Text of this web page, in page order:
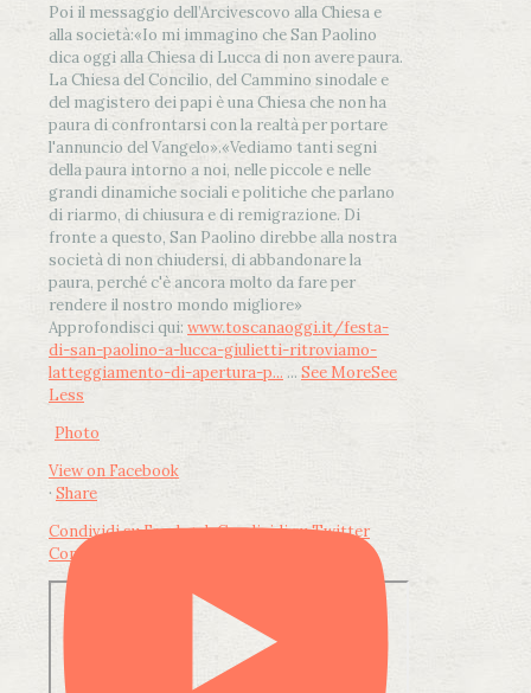
Poi il messaggio dell’Arcivescovo alla Chiesa e
alla società:«Io mi immagino che San Paolino
dica oggi alla Chiesa di Lucca di non avere paura.
La Chiesa del Concilio, del Cammino sinodale e
del magistero dei papi è una Chiesa che non ha
paura di confrontarsi con la realtà per portare
l'annuncio del Vangelo».«Vediamo tanti segni
della paura intorno a noi, nelle piccole e nelle
grandi dinamiche sociali e politiche che parlano
di riarmo, di chiusura e di remigrazione. Di
fronte a questo, San Paolino direbbe alla nostra
società di non chiudersi, di abbandonare la
paura, perché c'è ancora molto da fare per
rendere il nostro mondo migliore»
Approfondisci qui: www.toscanaoggi.it/festa-
di-san-paolino-a-lucca-giulietti-ritroviamo-
latteggiamento-di-apertura-p... ... See MoreSee
Less
Photo
View on Facebook
· Share
Condividi su FacebookCondividi su Twitter
Condividi su LinkedIn